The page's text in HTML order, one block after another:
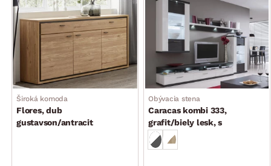
Široká komoda
Flores, dub
gustavson/antracit
Obývacia stena
Caracas kombi 333,
grafit/biely lesk, s
osvetlením